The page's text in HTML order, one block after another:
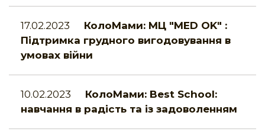
17.02.2023
КолоМами: МЦ "MED OK" :
Підтримка грудного вигодовування в
умовах війни
10.02.2023
КолоМами: Best School:
навчання в радість та із задоволенням